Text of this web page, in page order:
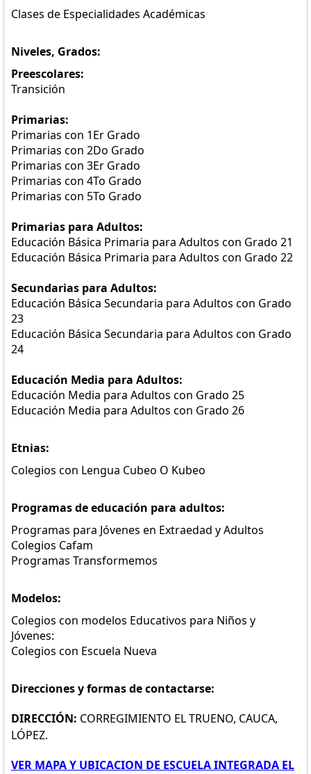
Clases de Especialidades Académicas
Niveles, Grados:
Preescolares:
Transición
Primarias:
Primarias con 1Er Grado
Primarias con 2Do Grado
Primarias con 3Er Grado
Primarias con 4To Grado
Primarias con 5To Grado
Primarias para Adultos:
Educación Básica Primaria para Adultos con Grado 21
Educación Básica Primaria para Adultos con Grado 22
Secundarias para Adultos:
Educación Básica Secundaria para Adultos con Grado
23
Educación Básica Secundaria para Adultos con Grado
24
Educación Media para Adultos:
Educación Media para Adultos con Grado 25
Educación Media para Adultos con Grado 26
Etnias:
Colegios con Lengua Cubeo O Kubeo
Programas de educación para adultos:
Programas para Jóvenes en Extraedad y Adultos
Colegios Cafam
Programas Transformemos
Modelos:
Colegios con modelos Educativos para Niños y
Jóvenes:
Colegios con Escuela Nueva
Direcciones y formas de contactarse:
DIRECCIÓN: CORREGIMIENTO EL TRUENO, CAUCA,
LÓPEZ.
VER MAPA Y UBICACION DE ESCUELA INTEGRADA EL